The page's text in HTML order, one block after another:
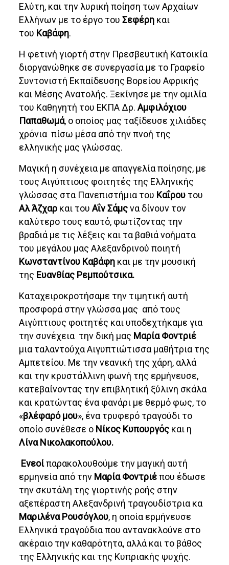
Ελύτη, και την λυρική ποίηση των Αρχαίων
Ελλήνων με το έργο τουΣεφέρη και
του Καβάφη.
Η φετινή γιορτή στην Πρεσβευτική Κατοικία
διοργανώθηκε σε συνεργασία με το Γραφείο
Συντονιστή Εκπαίδευσης Βορείου Αφρικής
και Μέσης Ανατολής. Ξεκίνησε με την ομιλία
του Καθηγητή του ΕΚΠΑ Δρ.Αμφιλόχιου
Παπαθωμά, ο οποίος μας ταξίδευσε χιλιάδες
χρόνια πίσω μέσα από την πνοή της
ελληνικής μας γλώσσας.
Μαγική η συνέχεια με απαγγελία ποίησης, με
τους Αιγύπτιους φοιτητές της Ελληνικής
γλώσσας στα Πανεπιστήμια του Καΐρου του
Αλ Άζχαρ και τουΑΐν Σάμςνα δίνουν τον
καλύτερο τους εαυτό, φωτίζοντας την
βραδιά με τις λέξεις και τα βαθιά νοήματα
του μεγάλου μας Αλεξανδρινού ποιητή
Κωνσταντίνου Καβάφη και με την μουσική
της Ευανθίας Ρεμπούτσικα.
Καταχειροκροτήσαμε την τιμητική αυτή
προσφορά στην γλώσσα μας από τους
Αιγύπτιους φοιτητές και υποδεχτήκαμε για
την συνέχεια την δική μας Μαρία Φοντριέ
μια ταλαντούχα Αιγυπτιώτισσα μαθήτρια της
Αμπετείου. Με την νεανική της χάρη, αλλά
και την κρυστάλλινη φωνή της ερμήνευσε,
κατεβαίνοντας την επιβλητική ξύλινη σκάλα
και κρατώντας ένα φανάρι με θερμό φως, το
«βλέφαρό μου», ένα τρυφερό τραγούδι το
οποίο συνέθεσε ο Νίκος Κυπουργός και η
Λίνα Νικολακοπούλου.
Ενεοίπαρακολουθούμε την μαγική αυτή
ερμηνεία από την Μαρία Φοντριέπου έδωσε
την σκυτάλη της γιορτινής ροής στην
αξεπέραστη Αλεξανδρινή τραγουδίστρια κα
Μαριλένα Ρουσόγλου, η οποία ερμήνευσε
Ελληνικά τραγούδια που αντανακλούνε στο
ακέραιο την καθαρότητα, αλλά και το βάθος
της Ελληνικής και της Κυπριακής ψυχής.